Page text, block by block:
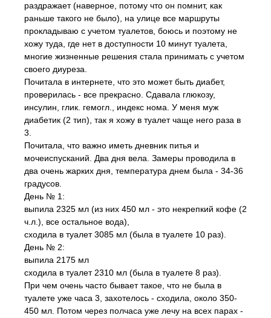
раздражает (наверное, потому что он помнит, как
раньше такого не было), на улице все маршруты
прокладываю с учетом туалетов, боюсь и поэтому не
хожу туда, где нет в доступности 10 минут туалета,
многие жизненные решения стала принимать с учетом
своего диуреза.
Почитала в интернете, что это может быть диабет,
проверилась - все прекрасно. Сдавала глюкозу,
инсулин, глик. гемогл., индекс нома. У меня муж
диабетик (2 тип), так я хожу в туалет чаще него раза в
3.
Почитала, что важно иметь дневник питья и
мочеиспусканий. Два дня вела. Замеры проводила в
два очень жарких дня, температура днем была - 34-36
градусов.
День № 1:
выпила 2325 мл (из них 450 мл - это некрепкий кофе (2
ч.л.), все остальное вода),
сходила в туалет 3085 мл (была в туалете 10 раз).
День № 2:
выпила 2175 мл
сходила в туалет 2310 мл (была в туалете 8 раз).
При чем очень часто бывает такое, что не была в
туалете уже часа 3, захотелось - сходила, около 350-
450 мл. Потом через полчаса уже лечу на всех парах -